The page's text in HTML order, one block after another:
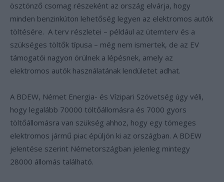
ösztönző csomag részeként az ország elvárja, hogy
minden benzinkúton lehetőség legyen az elektromos autók
töltésére. A terv részletei – például az ütemterv és a
szükséges töltők típusa – még nem ismertek, de az EV
támogatói nagyon örülnek a lépésnek, amely az
elektromos autók használatának lendületet adhat.
A BDEW, Német Energia- és Vízipari Szövetség úgy véli,
hogy legalább 70000 töltőállomásra és 7000 gyors
töltőállomásra van szükség ahhoz, hogy egy tömeges
elektromos jármű piac épüljön ki az országban. A BDEW
jelentése szerint Németországban jelenleg mintegy
28000 állomás található.